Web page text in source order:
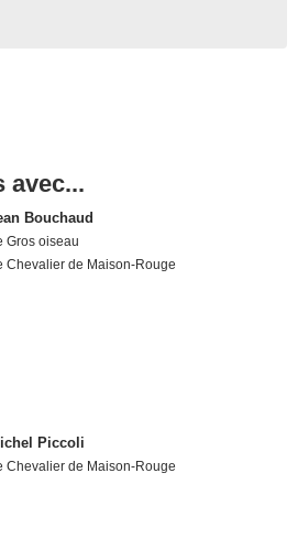
avec...
Bouchaud
Gros oiseau
Chevalier de Maison-Rouge
Piccoli
Chevalier de Maison-Rouge